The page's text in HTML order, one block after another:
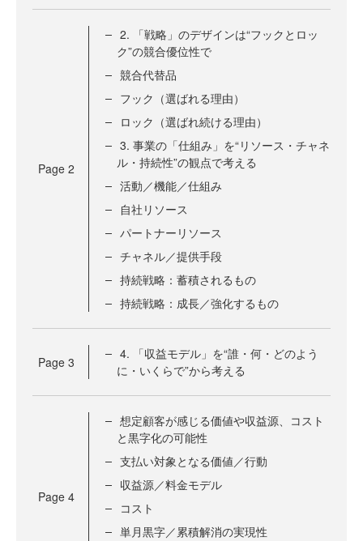
Page 2
2. 「戦略」のデザインは“フックとロッ
ク”の競合優位性で
競合代替品
フック（選ばれる理由）
ロック（選ばれ続ける理由）
3. 事業の「仕組み」を“リソース・チャネ
ル・持続性”の観点で考える
活動／機能／仕組み
自社リソース
パートナーリソース
チャネル／提供手段
持続戦略：蓄積されるもの
持続戦略：成長／強化するもの
Page 3
4. 「収益モデル」を“誰・何・どのよう
に・いくらで”から考える
Page 4
想定顧客が感じる価値や収益源、コスト
と黒字化の可能性
支払い対象となる価値／行動
収益源／料金モデル
コスト
単月黒字／累積解消の実現性